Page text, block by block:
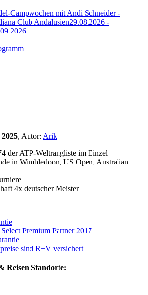
Campwochen mit Andi Schneider -
Club Andalusien29.08.2026 -
2025, Autor: Arik
der ATP-Weltrangliste im Einzel
in Wimbledoon, US Open, Australian
4x deutscher Meister
Reisen Standorte: